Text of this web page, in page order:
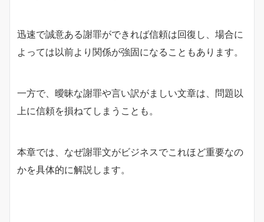
迅速で誠意ある謝罪ができれば信頼は回復し、場合に
よっては以前より関係が強固になることもあります。
一方で、曖昧な謝罪や言い訳がましい文章は、問題以
上に信頼を損ねてしまうことも。
本章では、なぜ謝罪文がビジネスでこれほど重要なの
かを具体的に解説します。